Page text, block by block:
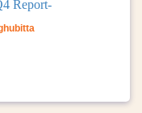
Report-